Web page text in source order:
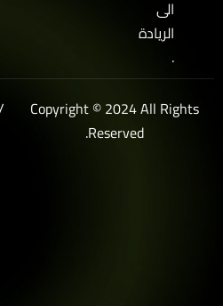
الريادة
Copyright © 2024 All
Reserved.